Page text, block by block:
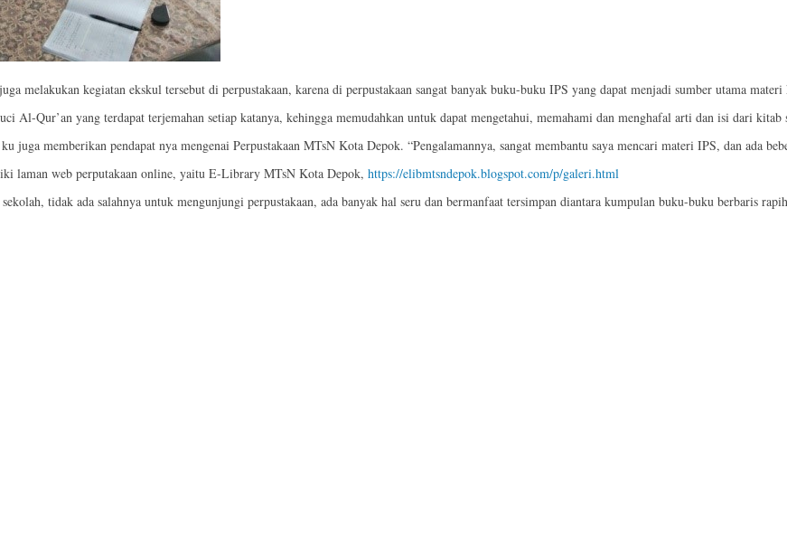
melakukan kegiatan ekskul tersebut di perpustakaan, karena di perpustakaan sangat banyak buku-buku IPS yang dapat menjadi sumber utama
Al-Qur’an yang terdapat terjemahan setiap katanya, kehingga memudahkan untuk dapat mengetahui, memahami dan menghafal arti dan isi dari
juga memberikan pendapat nya mengenai Perpustakaan MTsN Kota Depok. “Pengalamannya, sangat membantu saya mencari materi IPS, dan
laman web perputakaan online, yaitu E-Library MTsN Kota Depok, https://elibmtsndepok.blogspot.com/p/galeri.html
tidak ada salahnya untuk mengunjungi perpustakaan, ada banyak hal seru dan bermanfaat tersimpan diantara kumpulan buku-buku berbaris